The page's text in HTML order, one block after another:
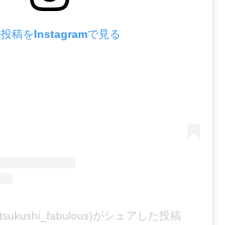
稿をInstagramで見る
がシェアした投稿